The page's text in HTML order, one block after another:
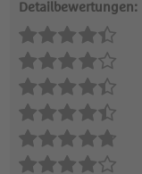
Detailbewertungen: